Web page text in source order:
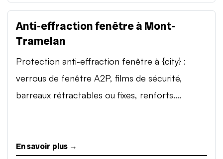
Anti-effraction fenêtre à Mont-
Tramelan
Protection anti-effraction fenêtre à {city} :
verrous de fenêtre A2P, films de sécurité,
barreaux rétractables ou fixes, renforts....
En savoir plus →